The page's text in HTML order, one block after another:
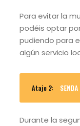
Para evitar la
podéis optar
pudiendo para
algún servicio
Atajo 2:
Durante la